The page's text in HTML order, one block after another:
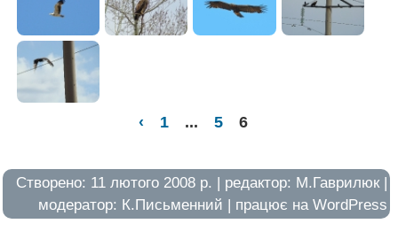
‹ 1 ... 5 6
Створено: 11 лютого 2008 р. | редактор: М.Гаврилюк |
модератор: К.Письменний | працює наWordPress